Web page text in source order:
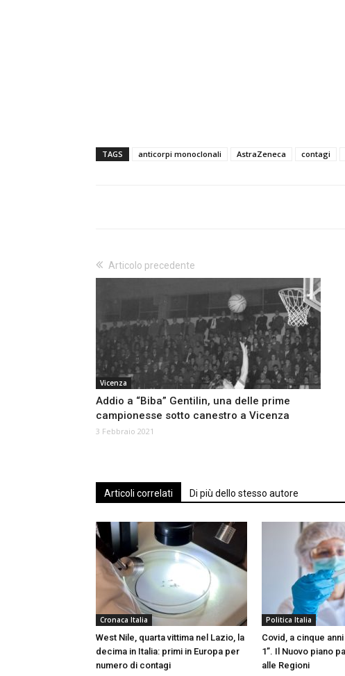
TAGS anticorpi monoclonali AstraZeneca contagi
Articolo precedente
Vicenza
Addio a “Biba” Gentilin, una delle prime
campionesse sotto canestro a Vicenza
3 Febbraio 2021
Articoli correlati Di più dello stesso autore
Cronaca Italia
West Nile, quarta vittima nel Lazio, la
decima in Italia: primi in Europa per
numero di contagi
Politica Italia
Covid, a cinque
1”. Il Nuovo piano
alle Regioni